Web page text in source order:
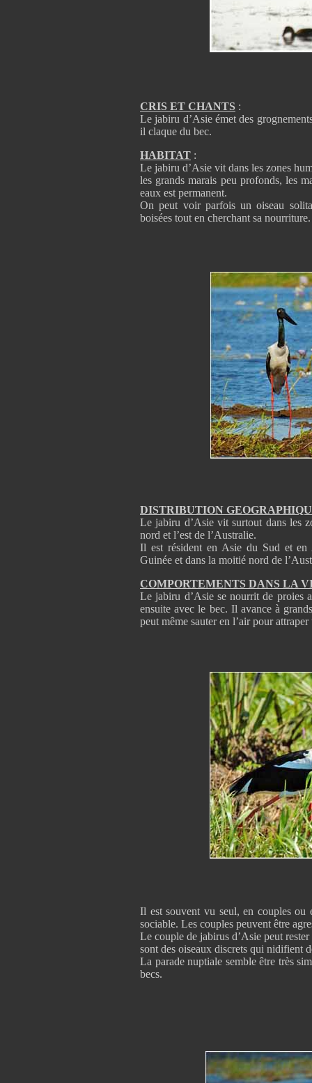
CRIS ET CHANTS :
Le jabiru d’Asie émet des
il claque du bec.
HABITAT :
Le jabiru d’Asie vit dans les zones
les grands marais peu profonds, les
eaux est permanent.
On peut voir parfois un oiseau
boisées tout en cherchant sa nourriture.
DISTRIBUTION
Le jabiru d’Asie vit surtout dans les
nord et l’est de l’Australie.
Il est résident en Asie du Sud et en
Guinée et dans la moitié nord de
COMPORTEMENTS DANS LA
Le jabiru d’Asie se nourrit de proies
ensuite avec le bec. Il avance à
peut même sauter en l’air pour
Il est souvent vu seul, en couples ou
sociable. Les couples peuvent être
Le couple de jabirus d’Asie peut
sont des oiseaux discrets qui nidifient
La parade nuptiale semble être très
becs.